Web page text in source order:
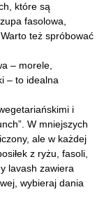
które są
fasolowa,
też spróbować
– morele,
– to idealna
i
W mniejszych
ale w każdej
z ryżu, fasoli,
lavash zawiera
wybieraj dania